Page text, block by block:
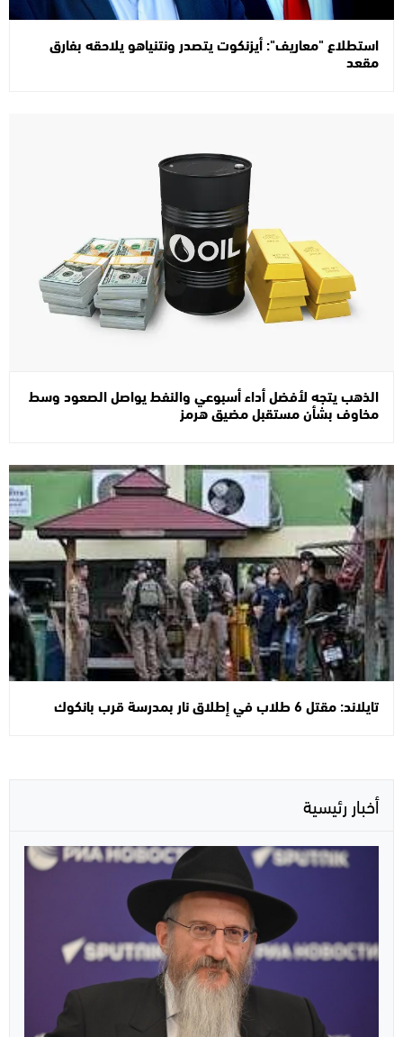
استطلاع "معاريف": أيزنكوت يتصدر ونتنياهو يلاحقه بفارق
مقعد
الذهب يتجه لأفضل أداء أسبوعي والنفط يواصل الصعود وسط
مخاوف بشأن مستقبل مضيق هرمز
تايلاند: مقتل 6 طلاب في إطلاق نار بمدرسة قرب بانكوك
أخبار رئيسية